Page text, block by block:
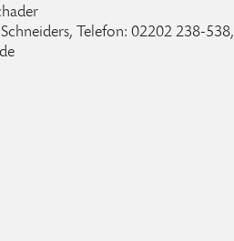
Telefon: 02202 238-538,